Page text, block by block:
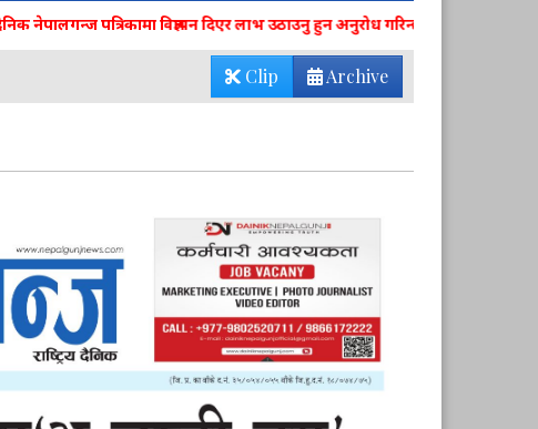
पत्रिकामा विज्ञापन दिएर लाभ उठाउनु हुन अनुरोध गरिन्छ । विज्ञापनका
Archive
Clip